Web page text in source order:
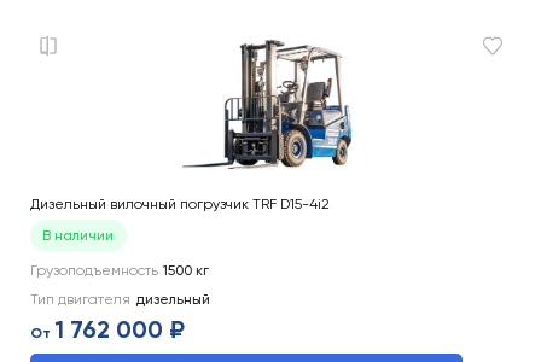
Дизельный вилочный погрузчик TRF D15-4i2
В наличии
Грузоподъемность 1500 кг
Тип двигателя дизельный
От 1 762 000 ₽